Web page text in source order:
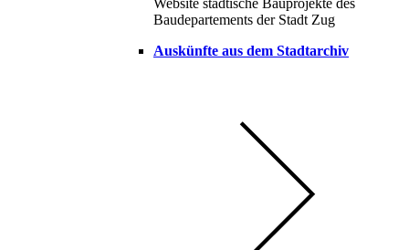
Website städtische Bauprojekte des
Baudepartements der Stadt Zug
Auskünfte aus dem Stadtarchiv